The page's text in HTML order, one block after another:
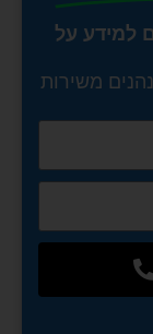
למידע על
משירות